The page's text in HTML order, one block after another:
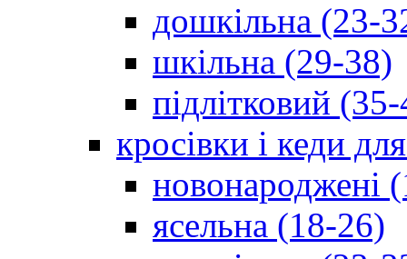
дошкільна (23-
шкільна (29-38)
підлітковий
кросівки і кеди
новонароджені
ясельна (18-26)